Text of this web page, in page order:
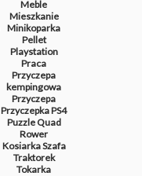
Meble
Mieszkanie
Minikoparka
Pellet
Playstation
Praca
Przyczepa
kempingowa
Przyczepa
PrzyczepkaPS4
PuzzleQuad
Rower
KosiarkaSzafa
Traktorek
Tokarka